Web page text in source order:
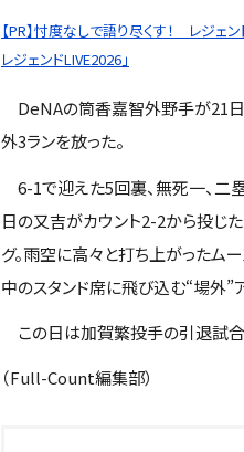
【PR】忖度なしで語り尽くす！ レジェ
レジェンドLIVE2026」
DeNAの筒香嘉智外野手が21
外3ランを放った。
6-1で迎えた5回裏、無死一、二
日の又吉がカウント2-2から投じ
グ。雨空に高々と打ち上がったム
中のスタンド席に飛び込む“場外”
この日は加賀繁投手の引退試合
（Full-Count編集部）